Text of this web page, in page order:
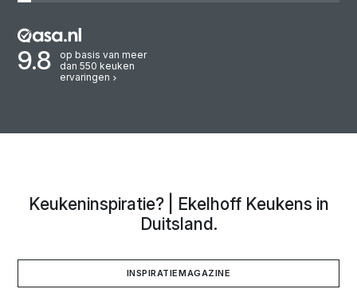
9.8
op basis van meer
dan 550 keuken
ervaringen
Keukeninspiratie? | Ekelhoff Keukens in
Duitsland.
INSPIRATIEMAGAZINE